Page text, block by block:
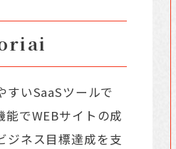
すいSaaSツールで
能でWEBサイトの成
ジネス目標達成を支